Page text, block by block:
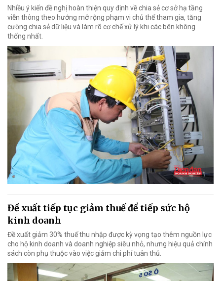
Nhiều ý kiến đề nghị hoàn thiện quy định về chia sẻ cơ sở hạ tầng
viễn thông theo hướng mở rộng phạm vi chủ thể tham gia, tăng
cường chia sẻ dữ liệu và làm rõ cơ chế xử lý khi các bên không
thống nhất.
Đề xuất tiếp tục giảm thuế để tiếp sức hộ
kinh doanh
Đề xuất giảm 30% thuế thu nhập được kỳ vọng tạo thêm nguồn lực
cho hộ kinh doanh và doanh nghiệp siêu nhỏ, nhưng hiệu quả chính
sách còn phụ thuộc vào việc giảm chi phí tuân thủ.